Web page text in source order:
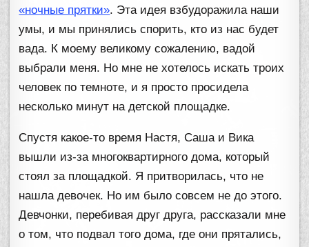
«ночные прятки». Эта идея взбудоражила наши
умы, и мы принялись спорить, кто из нас будет
вада. К моему великому сожалению, вадой
выбрали меня. Но мне не хотелось искать троих
человек по темноте, и я просто просидела
несколько минут на детской площадке.
Спустя какое-то время Настя, Саша и Вика
вышли из-за многоквартирного дома, который
стоял за площадкой. Я притворилась, что не
нашла девочек. Но им было совсем не до этого.
Девчонки, перебивая друг друга, рассказали мне
о том, что подвал того дома, где они прятались,